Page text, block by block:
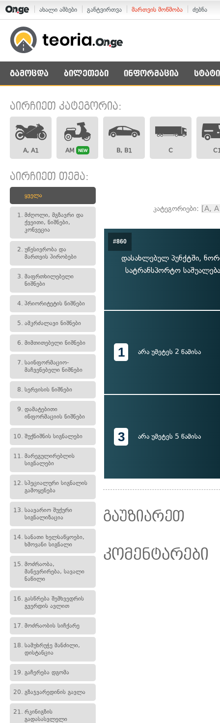
ახალი ამბები განტვირთვა მართვის მოწმობა ძებნა
გამოცდა ბილეთები ინფორმაცია
აირჩიეთ კატეგორია:
A, A1 AM NEW B, B1 C
აირჩიეთ თემა:
ყველა
1. მძღოლი, მგზავრი და
ქვეითი, ნიშნები,
კონვეცია
2. უწესივრობა და
მართვის პირობები
3. მაფრთხილებელი
ნიშნები
4. პრიორიტეტის ნიშნები
5. ამკრძალავი ნიშნები
6. მიმთითებელი ნიშნები
7. საინფორმაციო-
მაჩვენებელი ნიშნები
8. სერვისის ნიშნები
9. დამატებითი
ინფორმაციის ნიშნები
10. შუქნიშნის სიგნალები
11. მარეგულირებლის
სიგნალები
12. სპეციალური სიგნალის
გამოყენება
13. საავარიო შუქური
სიგნალიზაცია
14. სანათი ხელსაწყოები,
ხმოვანი სიგნალი
15. მოძრაობა,
მანევრირება, სავალი
ნაწილი
16. გასწრება შემხვედრის
გვერდის ავლით
17. მოძრაობის სიჩქარე
18. სამუხრუჭე მანძილი,
დისტანცია
19. გაჩერება დგომა
20. გზაჯვარედინის გავლა
21. რკინიგზის
გადასასვლელი
კატეგორიები: [A,
#860
დასახლებულ პუნქტში,
სატრანსპორტო
1 არა უმეტეს 2 წამისა
3 არა უმეტეს 5 წამისა
გაუზიარეთ
კომენტარები